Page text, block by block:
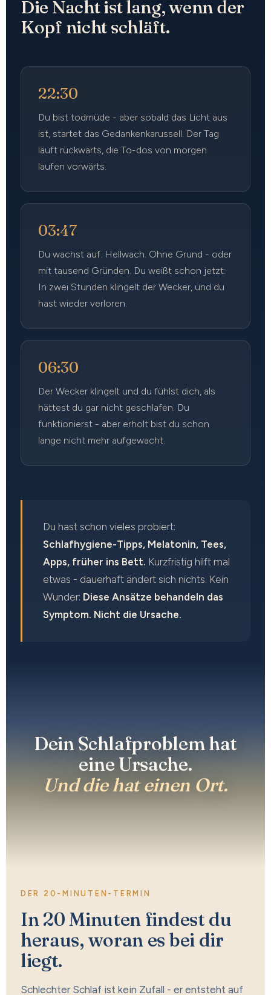
Die Nacht ist lang, wenn der
Kopf nicht schläft.
22:30
Du bist todmüde - aber sobald das Licht aus
ist, startet das Gedankenkarussell. Der Tag
läuft rückwärts, die To-dos von morgen
laufen vorwärts.
03:47
Du wachst auf. Hellwach. Ohne Grund - oder
mit tausend Gründen. Du weißt schon jetzt:
In zwei Stunden klingelt der Wecker, und du
hast wieder verloren.
06:30
Der Wecker klingelt und du fühlst dich, als
hättest du gar nicht geschlafen. Du
funktionierst - aber erholt bist du schon
lange nicht mehr aufgewacht.
Du hast schon vieles probiert:
Schlafhygiene-Tipps, Melatonin, Tees,
Apps, früher ins Bett. Kurzfristig hilft mal
etwas - dauerhaft ändert sich nichts. Kein
Wunder: Diese Ansätze behandeln das
Symptom. Nicht die Ursache.
Dein Schlafproblem hat
eine Ursache.
Und die hat einen Ort.
DER 20-MINUTEN-TERMIN
In 20 Minuten findest du
heraus, woran es bei dir
liegt.
Schlechter Schlaf ist kein Zufall - er entsteht auf